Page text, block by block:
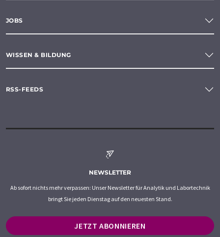
JOBS
WISSEN & BILDUNG
RSS-FEEDS
NEWSLETTER
Ab sofort nichts mehr verpassen: Unser Newsletter für Analytik und Labortechnik
bringt Sie jeden Dienstag auf den neuesten Stand.
JETZT ABONNIEREN